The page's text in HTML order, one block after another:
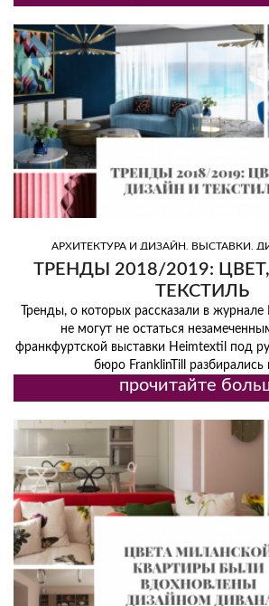
АРХИТЕКТУРА И ДИЗАЙН, ВЫСТАВКИ,
ТРЕНДЫ 2018/2019:
ТЕКСТИЛЬ
Тренды, о которых рассказали в
не могут не остаться
франкфуртской выставки Heimtextil под
бюро FranklinTill разбирались
прочитайте